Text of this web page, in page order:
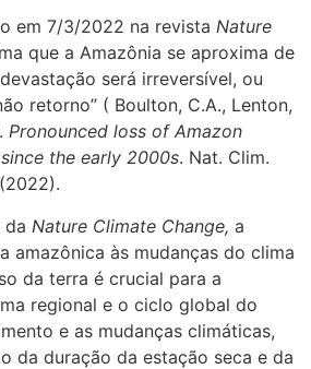
em 7/3/2022 na revista Nature
que a Amazônia se aproxima de
será irreversível, ou
retorno” ( Boulton, C.A., Lenton,
Pronounced loss of Amazon
the early 2000s. Nat. Clim.
da Nature Climate Change, a
amazônica às mudanças do clima
da terra é crucial para a
regional e o ciclo global do
e as mudanças climáticas,
da duração da estação seca e da